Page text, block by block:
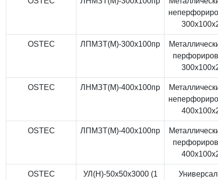
OSTEC ЛПМЗТ(М)-300x100пр
OSTEC ЛНМЗТ(М)-400x100пр
OSTEC ЛПМЗТ(М)-400x100пр
OSTEC
УЛ(Н)-50x50x3000 (1